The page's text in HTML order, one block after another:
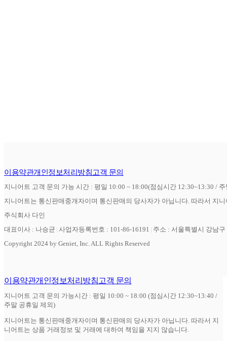
이용약관개인정보처리방침고객 문의
지니어트 고객 문의 가능 시간 : 평일 10:00 ~ 18:00(점심시간 12:30~13:30 /
지니어트는 통신판매중개자이며 통신판매의 당사자가 아닙니다. 따라서 지
주식회사 다인
대표이사 : 나승균 사업자등록번호 : 101-86-16191
주소 : 서울특별시 강남
Copyright 2024 by Geniet, Inc. ALL Rights Reserved
이용약관개인정보처리방침고객 문의
지니어트 고객 문의 가능시간 : 평일 10:00 ~ 18:00 (점심시간 12:30~13:40 /
주말 공휴일 제외)
지니어트는 통신판매중개자이며 통신판매의 당사자가 아닙니다. 따라서 지
니어트는 상품 거래정보 및 거래에 대하여 책임을 지지 않습니다.